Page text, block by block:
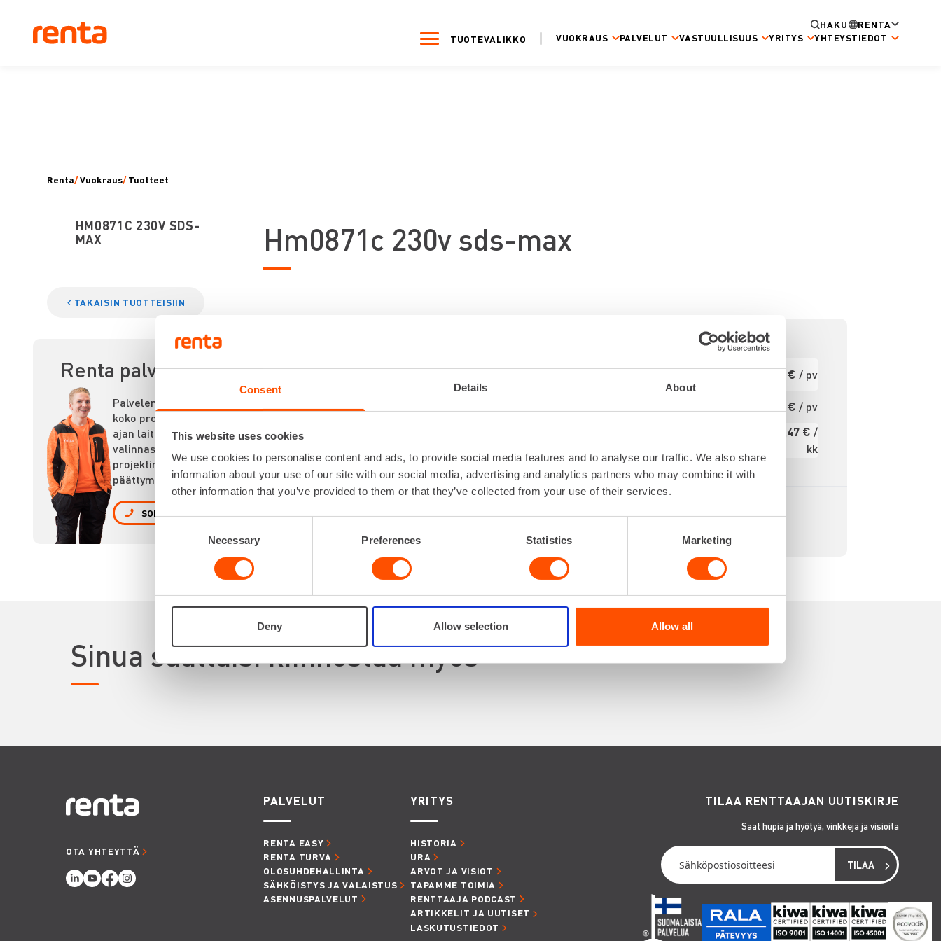
Consent Details About
This website uses cookies
We use cookies to personalise content and ads, to provide social media features and to analyse our traffic. We also share
information about your use of our site with our social media, advertising and analytics partners who may combine it with
other information that you’ve provided to them or that they’ve collected from your use of their services.
Consent
Necessary Preferences Statistics Marketing
Deny Allow selection Allow all
HAKU
RENTA
TUOTEVALIKKO
VUOKRAUS PALVELUT VASTUULLISUUS YRITYS YHTEYSTIEDOT
Renta/Vuokraus/ Tuotteet
HM0871C 230V SDS-
MAX
TAKAISIN TUOTTEISIIN
Renta palvelee
Palvelemme
koko prosessin
ajan laitteiden
valinnasta
projektin
päättymiseen.
SOITA
Hm0871c 230v sds-max
Iskuluku
0 - 4080 IPM
Iskuvoima
Ottoteho
850 W
Ensimmäinen
24,81 € / pv
? 19,85 € / pv
295,47 € /
kk
Sinua saattaisi kiinnostaa myös
OTA YHTEYTTÄ
PALVELUT
RENTA EASY
RENTA TURVA
OLOSUHDEHALLINTA
SÄHKÖISTYS JA VALAISTUS
ASENNUSPALVELUT
YRITYS
HISTORIA
URA
ARVOT JA VISIOT
TAPAMME TOIMIA
RENTTAAJA PODCAST
ARTIKKELIT JA UUTISET
LASKUTUSTIEDOT
TILAA RENTTAAJAN UUTISKIRJE
Saat hupia ja hyötyä, vinkkejä ja visioita